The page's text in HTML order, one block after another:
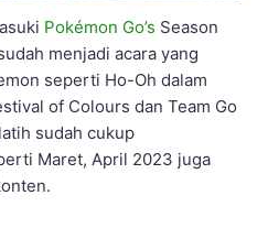
Pokémon Go’s Season
menjadi acara yang
seperti Ho-Oh dalam
of Colours dan Team Go
sudah cukup
Maret, April 2023 juga